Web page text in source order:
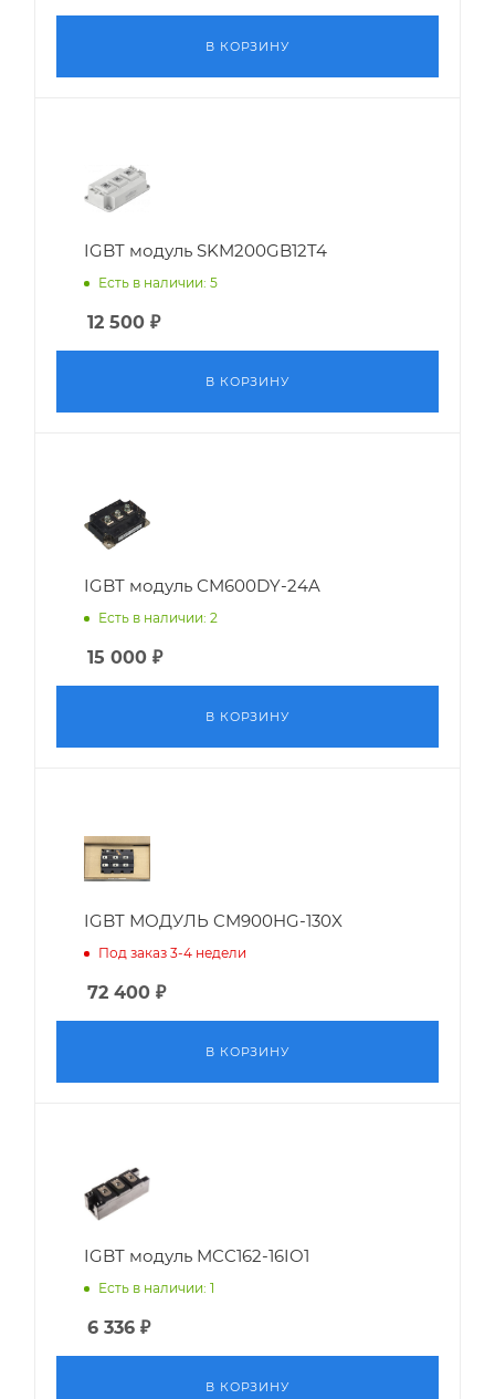
В КОРЗИНУ
IGBT модуль SKM200GB12T4
Есть в наличии: 5
12 500 ₽
В КОРЗИНУ
IGBT модуль CM600DY-24A
Есть в наличии: 2
15 000 ₽
В КОРЗИНУ
IGBT МОДУЛЬ CM900HG-130X
Под заказ 3-4 недели
72 400 ₽
В КОРЗИНУ
IGBT модуль MCC162-16IO1
Есть в наличии: 1
6 336 ₽
В КОРЗИНУ